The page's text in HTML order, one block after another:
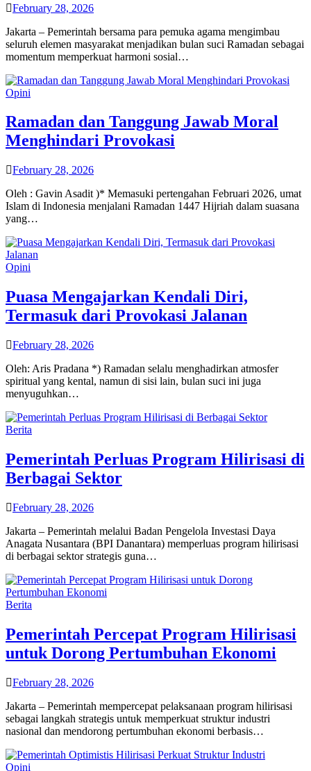
February 28, 2026
Jakarta – Pemerintah bersama para pemuka agama mengimbau
seluruh elemen masyarakat menjadikan bulan suci Ramadan sebagai
momentum memperkuat harmoni sosial…
Opini
Ramadan dan Tanggung Jawab Moral
Menghindari Provokasi
February 28, 2026
Oleh : Gavin Asadit )* Memasuki pertengahan Februari 2026, umat
Islam di Indonesia menjalani Ramadan 1447 Hijriah dalam suasana
yang…
Opini
Puasa Mengajarkan Kendali Diri,
Termasuk dari Provokasi Jalanan
February 28, 2026
Oleh: Aris Pradana *) Ramadan selalu menghadirkan atmosfer
spiritual yang kental, namun di sisi lain, bulan suci ini juga
menyuguhkan…
Berita
Pemerintah Perluas Program Hilirisasi di
Berbagai Sektor
February 28, 2026
Jakarta – Pemerintah melalui Badan Pengelola Investasi Daya
Anagata Nusantara (BPI Danantara) memperluas program hilirisasi
di berbagai sektor strategis guna…
Berita
Pemerintah Percepat Program Hilirisasi
untuk Dorong Pertumbuhan Ekonomi
February 28, 2026
Jakarta – Pemerintah mempercepat pelaksanaan program hilirisasi
sebagai langkah strategis untuk memperkuat struktur industri
nasional dan mendorong pertumbuhan ekonomi berbasis…
Opini